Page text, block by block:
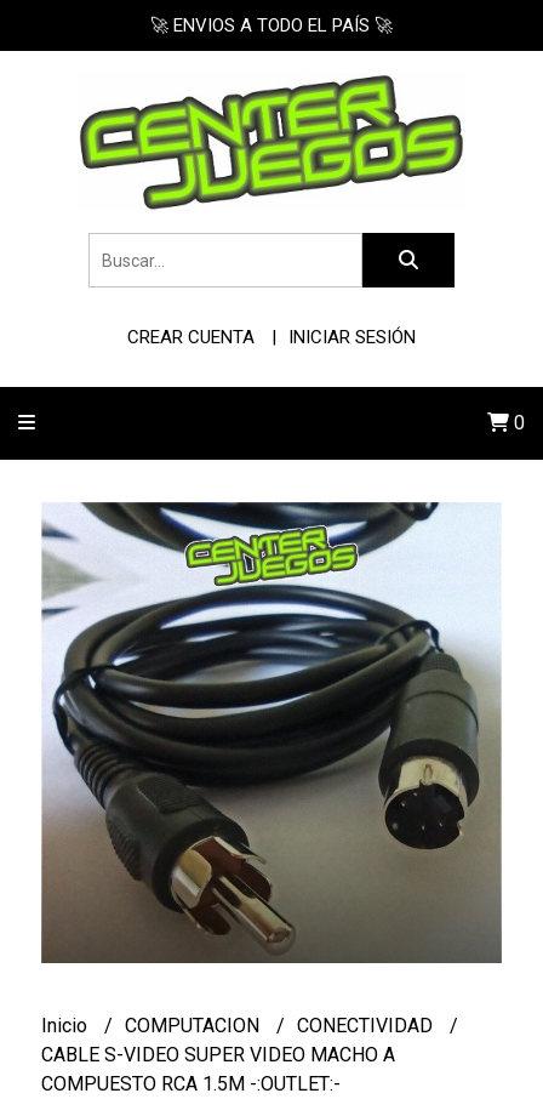
🚀 ENVIOS A TODO EL PAÍS 🚀
CREAR CUENTA INICIAR SESIÓN
0
Inicio COMPUTACION
CONECTIVIDAD
CABLE S-VIDEO SUPER VIDEO MACHO A
COMPUESTO RCA 1.5M -:OUTLET:-